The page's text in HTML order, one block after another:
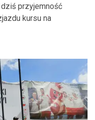
przyjemność
kursu na